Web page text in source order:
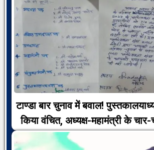
टाण्डा बार चुनाव में बवाल!
किया वंचित, अध्यक्ष-महामंत्री के चार-